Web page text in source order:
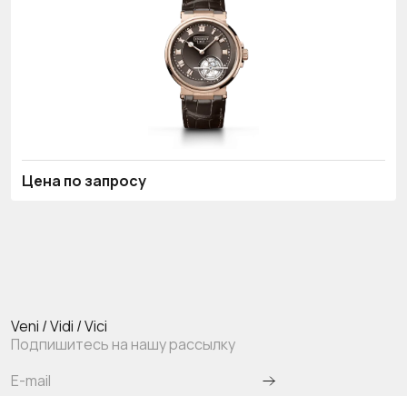
Цена по запросу
Veni / Vidi / Vici
Подпишитесь на нашу рассылку